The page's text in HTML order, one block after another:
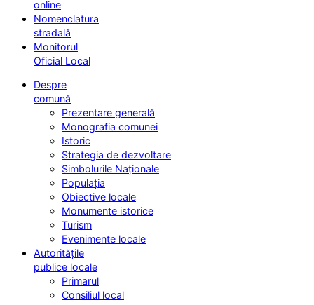
online
Nomenclatura
stradală
Monitorul
Oficial Local
Despre
comună
Prezentare generală
Monografia comunei
Istoric
Strategia de dezvoltare
Simbolurile Naționale
Populația
Obiective locale
Monumente istorice
Turism
Evenimente locale
Autoritățile
publice locale
Primarul
Consiliul local